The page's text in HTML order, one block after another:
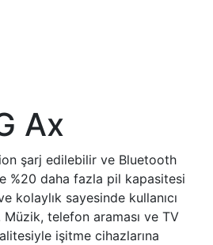
Ax
şarj edilebilir ve Bluetooth
%20 daha fazla pil kapasitesi
kolaylık sayesinde kullanıcı
Müzik, telefon araması ve TV
işitme cihazlarına